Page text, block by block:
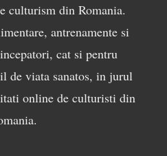
culturism din Romania.
antrenamente si
cat si pentru
de viata sanatos, in jurul
online de culturisti din